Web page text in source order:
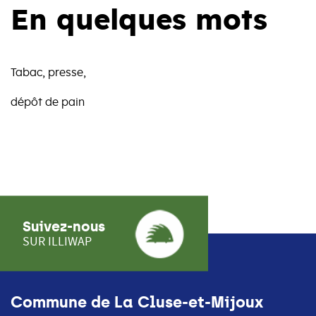
En quelques mots
Tabac, presse,
dépôt de pain
Suivez-nous
SUR ILLIWAP
Commune de La Cluse-et-Mijoux